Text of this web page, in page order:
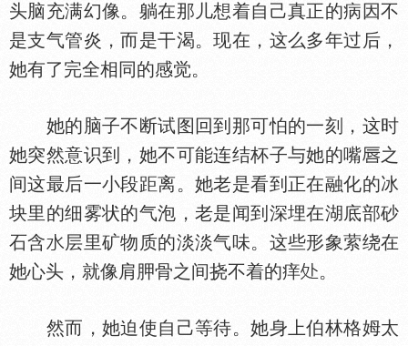
头脑充满幻像。躺在那儿想着自己真正的病因不
是支气管炎，而是干渴。现在，这么多年过后，
她有了完全相同的感觉。
她的脑子不断试图回到那可怕的一刻，这时
她突然意识到，她不可能连结杯子与她的嘴
之
间这最后一小段距离。她老是看到正在融化的冰
块里的细雾状的气泡，老是闻到深埋在湖底部砂
石含
层里矿物质的淡淡气味。这些形象萦绕在
她心头，就像肩胛骨之间挠不着的痒
。
然而，她迫使自己等待。她身上伯林格姆太